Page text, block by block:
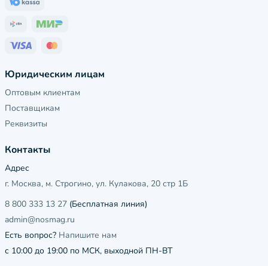
Юридическим лицам
Оптовым клиентам
Поставщикам
Реквизиты
Контакты
Адрес
г. Москва, м. Строгино, ул. Кулакова, 20 стр 1Б
8 800 333 13 27 (Бесплатная линия)
admin@nosmag.ru
Есть вопрос? Напишите нам
с 10:00 до 19:00 по МСК, выходной ПН-ВТ